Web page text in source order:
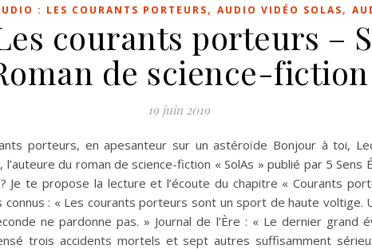
: LES COURANTS PORTEURS, AUDIO VIDÉO SOLAS,
courants porteurs –
de science-fiction
19 juin 2019
porteurs, en apesanteur sur un astéroïde Bonjour à toi,
l’auteure du roman de science-fiction « SolAs » publié par 5 Sens
Je te propose la lecture et l’écoute du chapitre « Courants
connus : « Les courants porteurs sont un sport de haute voltige.
ne pardonne pas. » Journal de l’Ère : « Le dernier grand
trois accidents mortels et sept autres suffisamment